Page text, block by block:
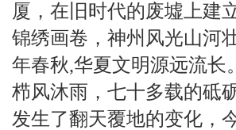
厦，在旧时代的废墟上建
锦绣画卷，神州风光山河
年春秋,华夏文明源远流长
栉风沐雨，七十多载的砥
发生了翻天覆地的变化，